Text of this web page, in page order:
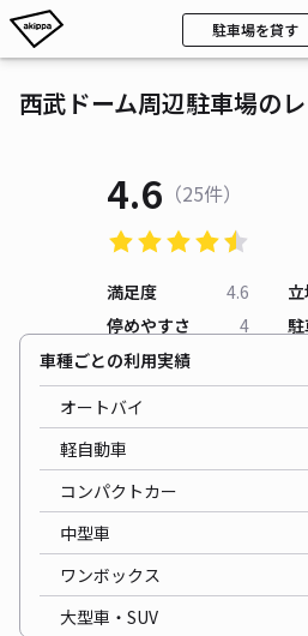
駐車場を貸す
西武ドーム周辺駐車場の
4.6 （25件）
満足度 4.6
停めやすさ
4
車種ごとの利用実績
オートバイ
軽自動車
コンパクトカー
中型車
ワンボックス
大型車・SUV